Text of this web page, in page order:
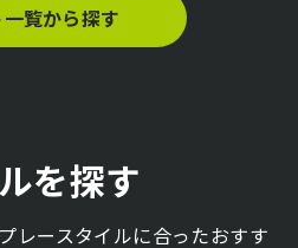
覧から探す
報】
を探す
レースタイルに合ったおすす